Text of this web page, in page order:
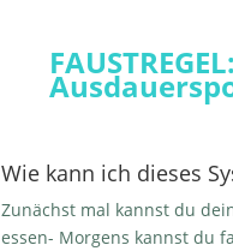
Wie kann ich dieses
Zunächst mal kannst du
essen- Morgens kannst du